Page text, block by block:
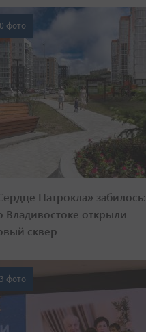
фото
Патрокла» забилось:
Владивостоке открыли
сквер
фото